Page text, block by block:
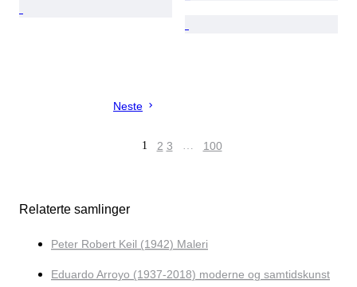
Neste
1 2 3 … 100
Relaterte samlinger
Peter Robert Keil (1942) Maleri
Eduardo Arroyo (1937-2018) moderne og samtidskunst